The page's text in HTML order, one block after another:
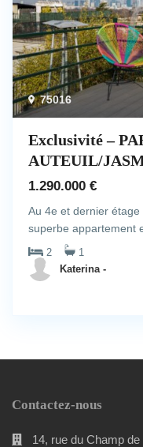
75016
Exclusivité –
AUTEUIL/
1.290.000 €
Au 4e et dernier étage
superbe appartement
2 1
Katerina -
Contactez-nous
14, rue du Champ